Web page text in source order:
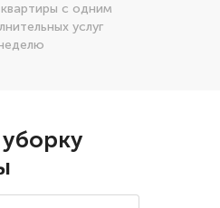
с одним
услуг
уборку